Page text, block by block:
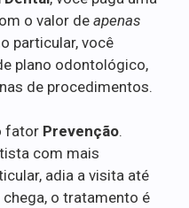
o valor de apenas
particular, você
plano odontológico,
de procedimentos.
fator Prevenção.
com mais
adia a visita até
o tratamento é